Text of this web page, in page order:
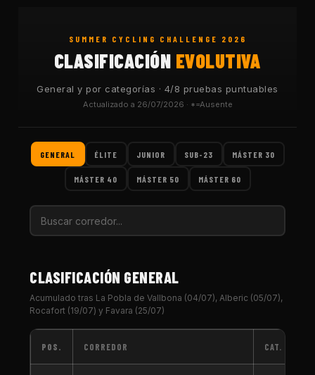
SUMMER CYCLING CHALLENGE 2026
CLASIFICACIÓN EVOLUTIVA
General y por categorías · 4/8 pruebas puntuables
Actualizado a 26/07/2026 · *=Ausente
GENERAL ÉLITE JUNIOR SUB-23 MÁSTER 30
MÁSTER 40 MÁSTER 50 MÁSTER 60
CLASIFICACIÓN GENERAL
Acumulado tras La Pobla de Vallbona (04/07), Alberic (05/07),
Rocafort (19/07) y Favara (25/07)
POS. CORREDOR CAT.